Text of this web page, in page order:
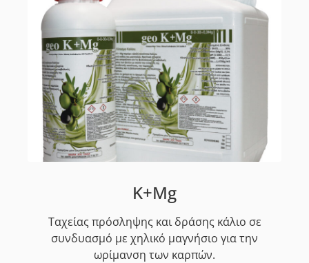
K+Mg
Ταχείας πρόσληψης και δράσης κάλιο σε
συνδυασμό με χηλικό μαγνήσιο για την
ωρίμανση των καρπών.